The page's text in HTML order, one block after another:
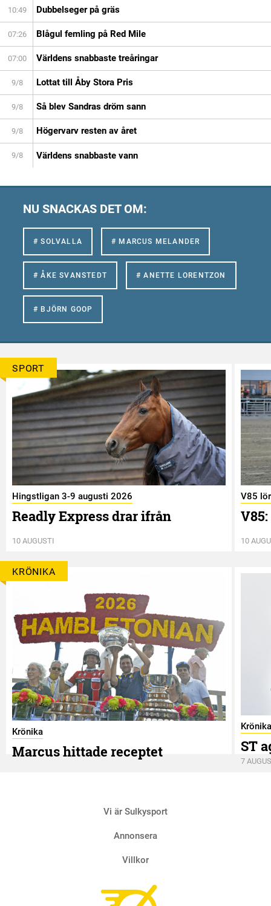
10:49 Dubbelseger på gräs
07:26 Blågul femling på Red Mile
07:00 Världens snabbaste treåringar
9/8 Lottat till Åby Stora Pris
9/8 Så blev Sandras dröm sann
9/8 Högervarv resten av året
9/8 Världens snabbaste vann
NU SNACKAS DET OM:
# SOLVALLA # MARCUS MELANDER
# ÅKE SVANSTEDT # ANETTE LORENTZON
# BJÖRN GOOP
SPORT
Hingstligan 3-9 augusti 2026
Readly Express drar ifrån
10 AUGUSTI
V85
10
KRÖNIKA
Krönika
Marcus hittade receptet
Krönika
ST
7
Vi är Sulkysport
Annonsera
Villkor